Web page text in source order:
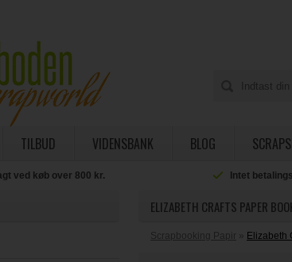
TILBUD VIDENSBANK BLOG
ved køb over 800 kr. Intet
ELIZABETH CRAFTS PAPER
Scrapbooking Papir » Elizabeth